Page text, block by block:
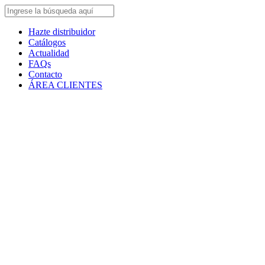
Hazte distribuidor
Catálogos
Actualidad
FAQs
Contacto
ÁREA CLIENTES